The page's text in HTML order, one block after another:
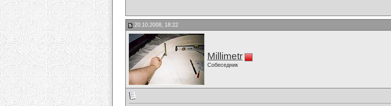
20.10.2008, 18:22
Millimetr
Собеседник